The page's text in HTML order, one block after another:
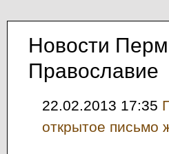
Новости
Православие
22.02.2013 17:35
открытое письмо